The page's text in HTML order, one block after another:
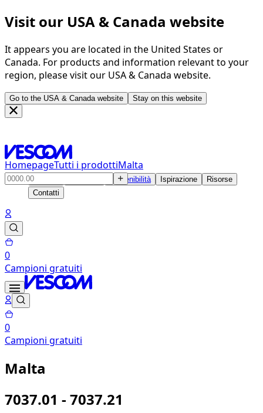
Visit our USA & Canada website
It appears you are located in the United States or
Canada. For products and information relevant to your
region, please visit our USA & Canada website.
Go to the USA & Canada website Stay on this website
HomepageTutti i prodottiMalta
Prodotti Sostenibilità Ispirazione
Risorse
Contatti
0
Campioni gratuiti
0
Campioni gratuiti
Malta
7037.01 - 7037.21